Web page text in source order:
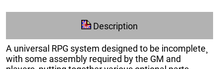
Description
A universal RPG system designed to be incomplete¸
with some assembly required by the GM and